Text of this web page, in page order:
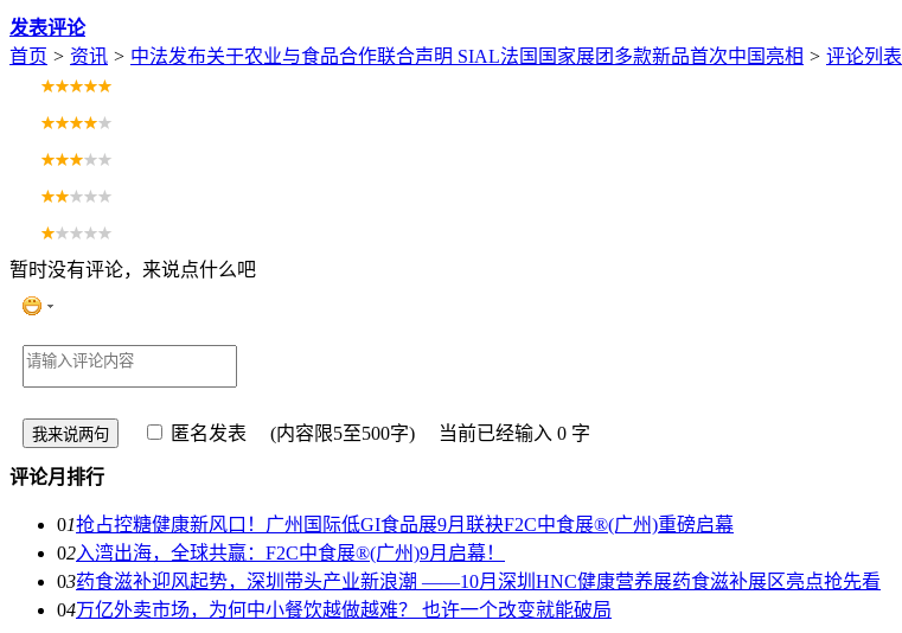
发表评论
首页 > 资讯 > 中法发布关于农业与食品合作联合声明 SIAL法国国家展团多款新品首次中国亮相 > 评论列表
暂时没有评论，来说点什么吧
匿名发表 (内容限5至500字) 当前已经输入 0 字
评论月排行
01抢占控糖健康新风口！广州国际低GI食品展9月联袂F2C中食展®(广州)重磅启幕
02入湾出海，全球共赢：F2C中食展®(广州)9月启幕！
03药食滋补迎风起势，深圳带头产业新浪潮 ——10月深圳HNC健康营养展药食滋补展区亮点抢先看
04万亿外卖市场，为何中小餐饮越做越难？ 也许一个改变就能破局